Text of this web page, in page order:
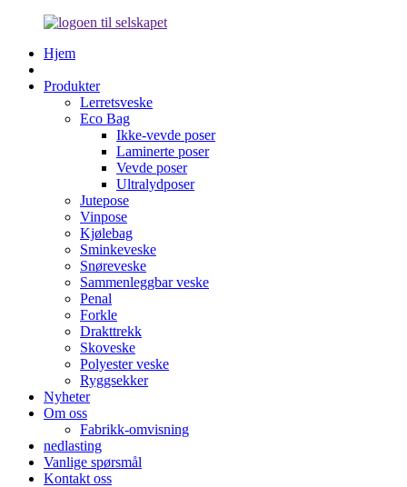
Hjem
Produkter
Lerretsveske
Eco Bag
Ikke-vevde poser
Laminerte poser
Vevde poser
Ultralydposer
Jutepose
Vinpose
Kjølebag
Sminkeveske
Snøreveske
Sammenleggbar veske
Penal
Forkle
Drakttrekk
Skoveske
Polyester veske
Ryggsekker
Nyheter
Om oss
Fabrikk-omvisning
nedlasting
Vanlige spørsmål
Kontakt oss